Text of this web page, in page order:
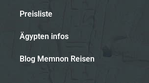
Preisliste
Ägypten infos
Blog Memnon Reisen